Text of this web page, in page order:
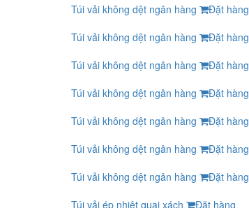
Túi vải không dệt ngân hàng
Đặt hàng
Túi vải không dệt ngân hàng
Đặt hàng
Túi vải không dệt ngân hàng
Đặt hàng
Túi vải không dệt ngân hàng
Đặt hàng
Túi vải không dệt ngân hàng
Đặt hàng
Túi vải không dệt ngân hàng
Đặt hàng
Túi vải không dệt ngân hàng
Đặt hàng
Túi vải ép nhiệt quai xách
Đặt hàng